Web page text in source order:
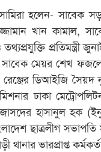
হলেন- সাবেক
খান কামাল,
প্রতিমন্ত্রী
মেয়র শেখ
ডিআইজি সৈয়দ
ঢাকা
জাসদের হাসানুল হক
ছাত্রলীগ সভাপতি
থানার ভারপ্রাপ্ত